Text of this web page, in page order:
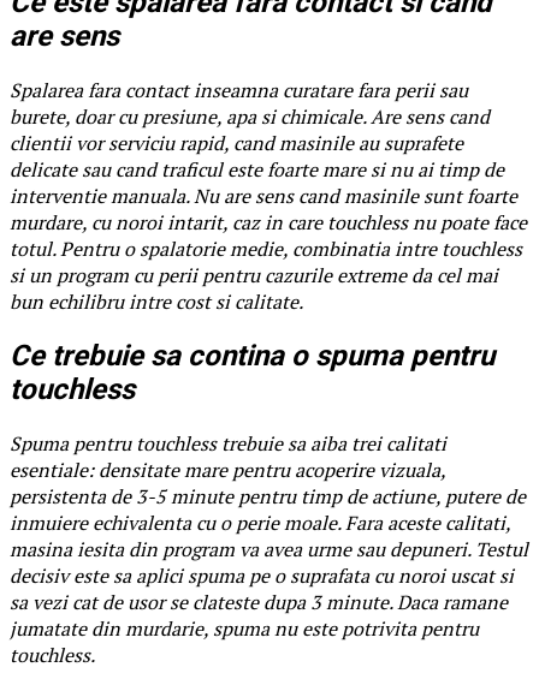
are sens
Spalarea fara contact inseamna curatare fara perii sau
burete, doar cu presiune, apa si chimicale. Are sens cand
clientii vor serviciu rapid, cand masinile au suprafete
delicate sau cand traficul este foarte mare si nu ai timp de
interventie manuala. Nu are sens cand masinile sunt foarte
murdare, cu noroi intarit, caz in care touchless nu poate face
totul. Pentru o spalatorie medie, combinatia intre touchless
si un program cu perii pentru cazurile extreme da cel mai
bun echilibru intre cost si calitate.
Ce trebuie sa contina o spuma pentru
touchless
Spuma pentru touchless trebuie sa aiba trei calitati
esentiale: densitate mare pentru acoperire vizuala,
persistenta de 3-5 minute pentru timp de actiune, putere de
inmuiere echivalenta cu o perie moale. Fara aceste calitati,
masina iesita din program va avea urme sau depuneri. Testul
decisiv este sa aplici spuma pe o suprafata cu noroi uscat si
sa vezi cat de usor se clateste dupa 3 minute. Daca ramane
jumatate din murdarie, spuma nu este potrivita pentru
touchless.